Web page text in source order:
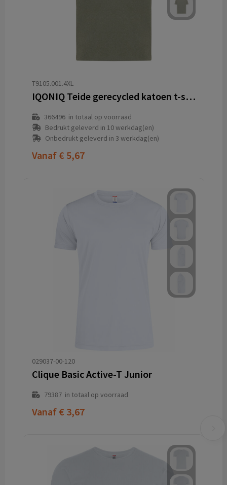
T9105.001.4XL
IQONIQ Teide gerecycled katoen t-shirt
366496in totaal op voorraad
Bedrukt geleverd in 10 werkdag(en)
Onbedrukt geleverd in 3 werkdag(en)
Vanaf € 5,67
029037-00-120
Clique Basic Active-T Junior
79387in totaal op voorraad
Vanaf € 3,67